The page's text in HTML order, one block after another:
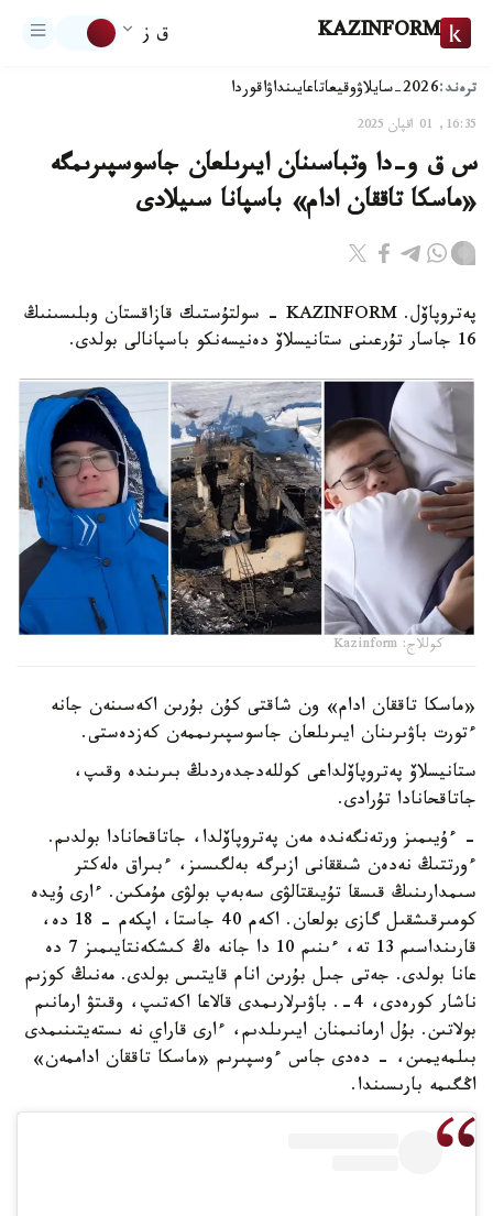
KAZINFORM ق ز
ترەند:2026-سايلاۋ وقيعاتاعايىنداۋاقوردا
16:35, 01 اقپان 2025
س ق و-دا وتباسىنان ايىرىلعان جاسوسپىرىمگە
«ماسكا تاققان ادام» باسپانا سىيلادى
پەتروپاۆل. KAZINFORM - سولتۇستىك قازاقستان وبلىسىنىڭ
16 جاسار تۇرعىنى ستانيسلاۆ دەنيسەنكو باسپانالى بولدى.
كوللاج: Kazinform
«ماسكا تاققان ادام» ون شاقتى كۇن بۇرىن اكەسىنەن جانە
ءتورت باۋىرىنان ايىرىلعان جاسوسپىرىممەن كەزدەستى.
ستانيسلاۆ پەتروپاۆلداعى كوللەدجدەردىڭ بىرىندە وقىپ،
جاتاقحانادا تۇرادى.
- ءۇيىمىز ورتەنگەندە مەن پەتروپاۆلدا، جاتاقحانادا بولدىم.
ءورتتىڭ نەدەن شىققانى ازىرگە بەلگىسىز، ءبىراق ەلەكتر
سىمدارىنىڭ قىسقا تۇيىقتالۋى سەبەپ بولۋى مۇمكىن. ءارى ۇيدە
كومىرقىشقىل گازى بولعان. اكەم 40 جاستا، اپكەم - 18 دە،
قارىنداسىم 13 تە، ءىنىم 10 دا جانە ەڭ كىشكەنتايىمىز 7 دە
عانا بولدى. جەتى جىل بۇرىن انام قايتىس بولدى. مەنىڭ كوزىم
ناشار كورەدى، 4-. باۋىرلارىمدى قالاعا اكەتىپ، وقىتۋ ارمانىم
بولاتىن. بۇل ارمانىمنان ايىرىلدىم، ءارى قاراي نە ىستەيتىنىمدى
بىلمەيمىن، - دەدى جاس ءوسپىرىم «ماسكا تاققان اداممەن»
اڭگىمە بارىسىندا.